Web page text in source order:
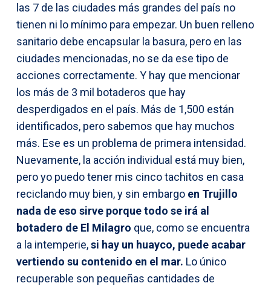
las 7 de las ciudades más grandes del país no
tienen ni lo mínimo para empezar. Un buen relleno
sanitario debe encapsular la basura, pero en las
ciudades mencionadas, no se da ese tipo de
acciones correctamente. Y hay que mencionar
los más de 3 mil botaderos que hay
desperdigados en el país. Más de 1,500 están
identificados, pero sabemos que hay muchos
más. Ese es un problema de primera intensidad.
Nuevamente, la acción individual está muy bien,
pero yo puedo tener mis cinco tachitos en casa
reciclando muy bien, y sin embargo en Trujillo
nada de eso sirve porque todo se irá al
botadero de El Milagro que, como se encuentra
a la intemperie,si hay un huayco, puede acabar
vertiendo su contenido en el mar. Lo único
recuperable son pequeñas cantidades de